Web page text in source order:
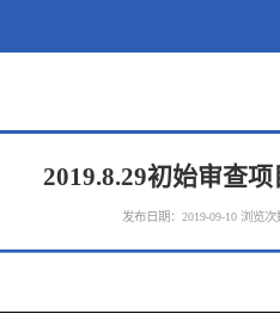
2019.8.29初始审查
发布日期：2019-09-10 浏览次